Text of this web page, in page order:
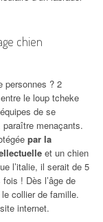
chien
personnes ? 2
le loup tcheke
de se
menaçants.
par la
et un chien
l’italie, il serait de 5
! Dès l’âge de
collier de famille.
internet.